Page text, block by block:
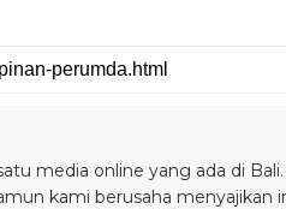
media online yang ada di
kami berusaha menyajikan